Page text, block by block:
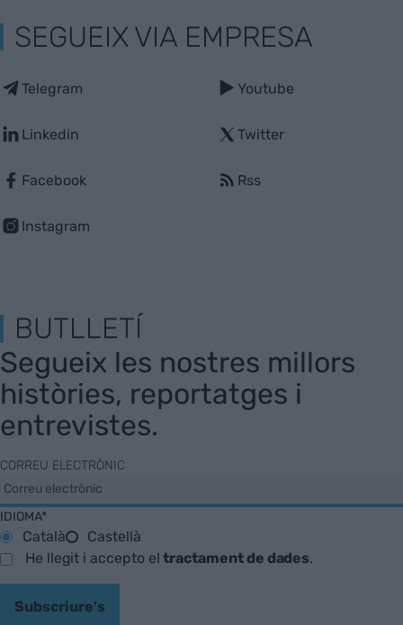
SEGUEIX VIA EMPRESA
Telegram
Linkedin
Facebook
Instagram
Youtube
Twitter
Rss
BUTLLETÍ
Segueix les nostres millors
històries, reportatges i
entrevistes.
CORREU ELECTRÒNIC
IDIOMA*
Català
Castellà
He llegit i accepto eltractament de dades.
Subscriure's